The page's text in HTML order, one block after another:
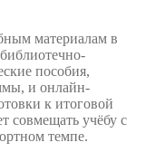
материалам в
пособия,
и онлайн-
к итоговой
совмещать учёбу с
темпе.